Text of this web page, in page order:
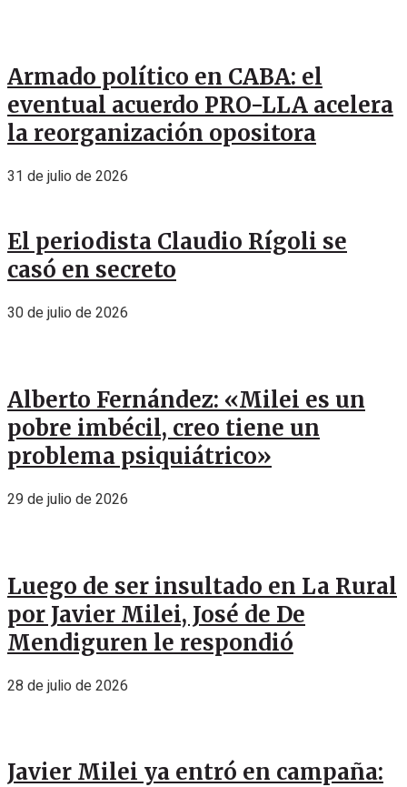
Armado político en CABA: el
eventual acuerdo PRO-LLA acelera
la reorganización opositora
31 de julio de 2026
El periodista Claudio Rígoli se
casó en secreto
30 de julio de 2026
Alberto Fernández: «Milei es un
pobre imbécil, creo tiene un
problema psiquiátrico»
29 de julio de 2026
Luego de ser insultado en La Rural
por Javier Milei, José de De
Mendiguren le respondió
28 de julio de 2026
Javier Milei ya entró en campaña: